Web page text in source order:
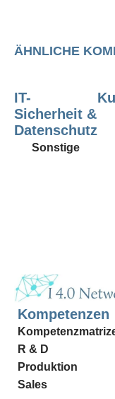
ÄHNLICHE
IT-
Sicherheit &
Datenschutz
Sonstige
Kompetenzen
R & D
Produktion
Sales